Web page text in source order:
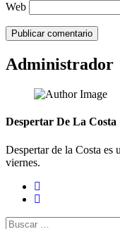
Web
Administrador
Despertar De La Costa
Despertar de la Costa es
viernes.
Buscar: